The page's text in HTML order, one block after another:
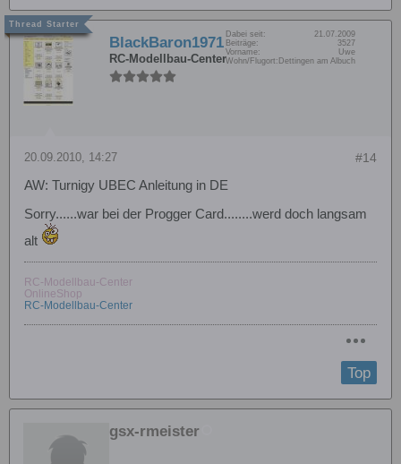
BlackBaron1971
RC-Modellbau-Center
Dabei seit:
21.07.2009
Beiträge:
3527
Vorname:
Uwe
Wohn/Flugort: Dettingen am Albuch
#14
20.09.2010, 14:27
AW: Turnigy UBEC Anleitung in DE
Sorry......war bei der Progger Card........werd doch langsam
alt
RC-Modellbau-Center
OnlineShop
RC-Modellbau-Center
Top
gsx-rmeister